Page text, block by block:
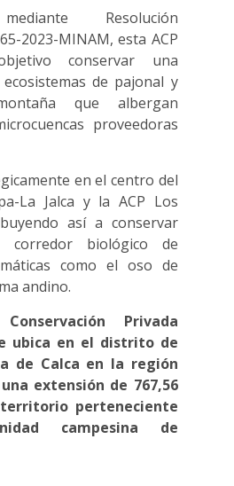
Resolución
2023-MINAM, esta ACP
conservar una
de pajonal y
que albergan
proveedoras
en el centro del
La Jalca y la ACP Los
así a conservar
corredor biológico de
como el oso de
andino.
Privada
ubica en el distrito de
de Calca en la región
extensión de 767,56
perteneciente
campesina de